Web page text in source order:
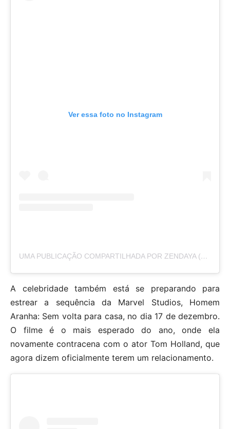
Ver essa foto no Instagram
UMA PUBLICAÇÃO COMPARTILHADA POR ZENDAYA (@ZENDAYA)
A celebridade também está se preparando para
estrear a sequência da Marvel Studios, Homem
Aranha: Sem volta para casa, no dia 17 de dezembro.
O filme é o mais esperado do ano, onde ela
novamente contracena com o ator Tom Holland, que
agora dizem oficialmente terem um relacionamento.